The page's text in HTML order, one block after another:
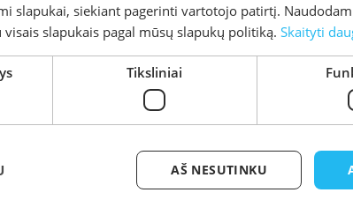
12-03 Atnaujinta2021-12-06
rajono savivaldybės M. Valančiaus viešoji biblioteka
Lietuvos aklųjų bibliotekos informacija
VISŲ vartotojų poreikius!
slapukai, siekiant pagerinti vartotojo patirtį.
slapukais pagal mūsų slapukų politiką. Skaityti
Tiksliniai
AŠ NESUTINKU